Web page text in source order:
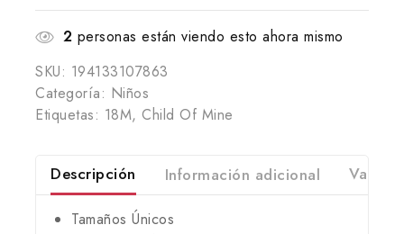
2 personas están viendo esto ahora mismo
SKU: 194133107863
Categoría: Niños
Etiquetas: 18M, Child Of Mine
Descripción Información adicional
Tamaños Únicos